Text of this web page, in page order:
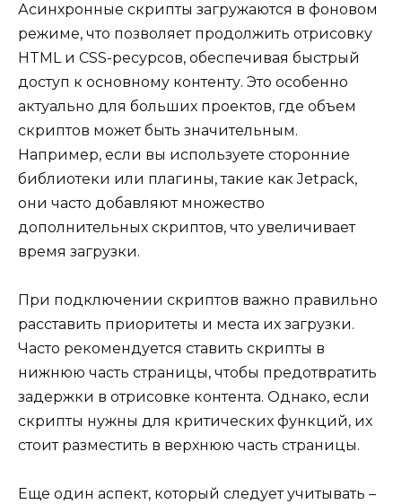
Асинхронные скрипты загружаются в фоновом
режиме, что позволяет продолжить отрисовку
HTML и CSS-ресурсов, обеспечивая быстрый
доступ к основному контенту. Это особенно
актуально для больших проектов, где объем
скриптов может быть значительным.
Например, если вы используете сторонние
библиотеки или плагины, такие как Jetpack,
они часто добавляют множество
дополнительных скриптов, что увеличивает
время загрузки.
При подключении скриптов важно правильно
расставить приоритеты и места их загрузки.
Часто рекомендуется ставить скрипты в
нижнюю часть страницы, чтобы предотвратить
задержки в отрисовке контента. Однако, если
скрипты нужны для критических функций, их
стоит разместить в верхнюю часть страницы.
Еще один аспект, который следует учитывать –